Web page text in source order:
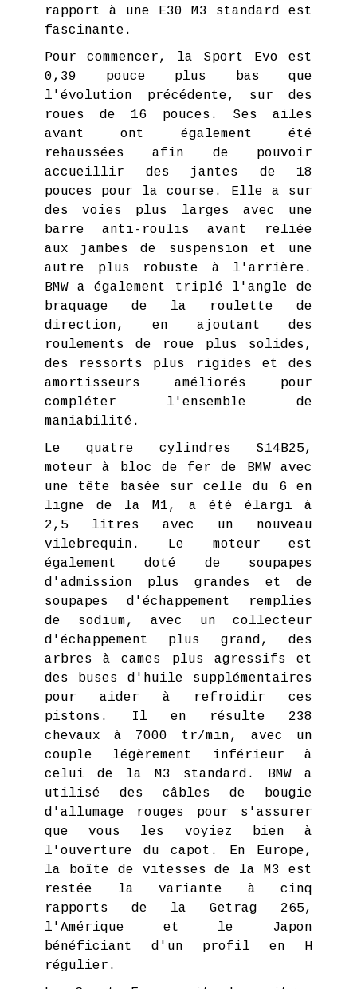
rapport à une E30 M3 standard est
fascinante.
Pour commencer, la Sport Evo est
0,39 pouce plus bas que
l'évolution précédente, sur des
roues de 16 pouces. Ses ailes
avant ont également été
rehaussées afin de pouvoir
accueillir des jantes de 18
pouces pour la course. Elle a sur
des voies plus larges avec une
barre anti-roulis avant reliée
aux jambes de suspension et une
autre plus robuste à l'arrière.
BMW a également triplé l'angle de
braquage de la roulette de
direction, en ajoutant des
roulements de roue plus solides,
des ressorts plus rigides et des
amortisseurs améliorés pour
compléter l'ensemble de
maniabilité.
Le quatre cylindres S14B25,
moteur à bloc de fer de BMW avec
une tête basée sur celle du 6 en
ligne de la M1, a été élargi à
2,5 litres avec un nouveau
vilebrequin. Le moteur est
également doté de soupapes
d'admission plus grandes et de
soupapes d'échappement remplies
de sodium, avec un collecteur
d'échappement plus grand, des
arbres à cames plus agressifs et
des buses d'huile supplémentaires
pour aider à refroidir ces
pistons. Il en résulte 238
chevaux à 7000 tr/min, avec un
couple légèrement inférieur à
celui de la M3 standard. BMW a
utilisé des câbles de bougie
d'allumage rouges pour s'assurer
que vous les voyiez bien à
l'ouverture du capot. En Europe,
la boîte de vitesses de la M3 est
restée la variante à cinq
rapports de la Getrag 265,
l'Amérique et le Japon
bénéficiant d'un profil en H
régulier.